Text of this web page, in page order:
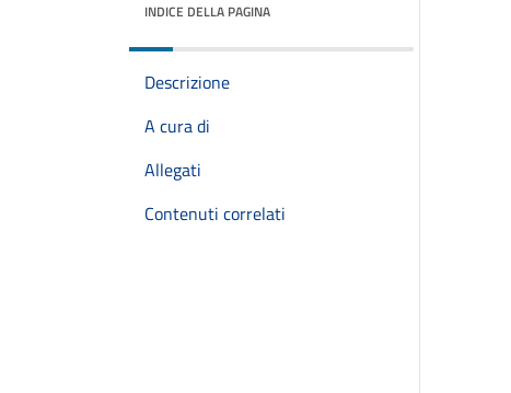
INDICE DELLA PAGINA
Descrizione
A cura di
Allegati
Contenuti correlati